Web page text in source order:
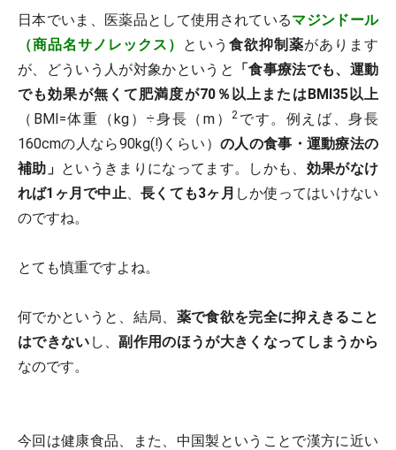
日本でいま、医薬品として使用されているマジンドール
（商品名サノレックス） という 食欲抑制薬があります
が、どういう人が対象かというと
「食事療法でも、運動
でも効果が無くて肥満度が70％以上またはBMI35以上
（BMI=体重（kg）÷身長（m）2 です。例えば、身長
160cmの人なら90kg(!)くらい） の人の食事・運動療法の
補助」 というきまりになってます。しかも、 効果がなけ
れば1ヶ月で中止、長くても3ヶ月 しか使ってはいけない
のですね。
とても慎重ですよね。
何でかというと、結局、 薬で食欲を完全に抑えきること
はできない し、副作用のほうが大きくなってしまうから
なのです。
今回は健康食品、また、中国製ということで漢方に近い